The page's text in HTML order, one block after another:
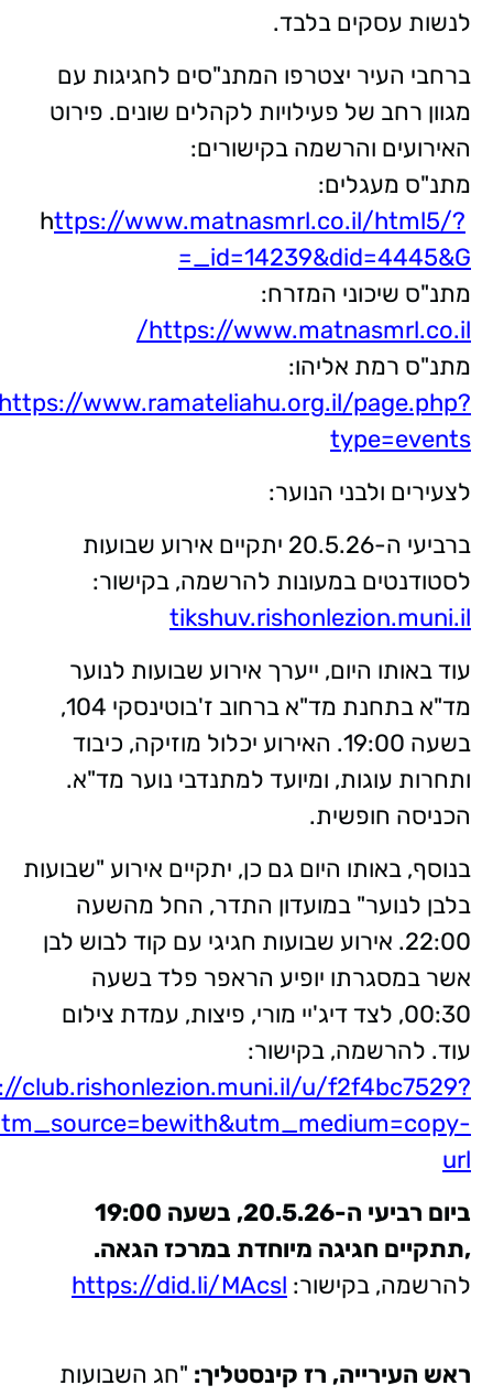
לנשות עסקים בלבד.
ברחבי העיר יצטרפו המתנ"סים לחגיגות עם
מגוון רחב של פעילויות לקהלים שונים. פירוט
האירועים והרשמה בקישורים:
מתנ"ס מעגלים:
ttps://www.matnasmrl.co.il/html5/?
_id=14239&did=4445&G=
מתנ"ס שיכוני המזרח:
https://www.matnasmrl.co.il/
מתנ"ס רמת אליהו:
www.ramateliahu.org.il/page.php?
type=events
לצעירים ולבני הנוער:
ברביעי ה-20.5.26 יתקיים אירוע שבועות
לסטודנטים במעונות להרשמה, בקישור:
tikshuv.rishonlezion.muni.il
עוד באותו היום, ייערך אירוע שבועות לנוער
מד"א בתחנת מד"א ברחוב ז'בוטינסקי 104,
בשעה 19:00. האירוע יכלול מוזיקה, כיבוד
ותחרות עוגות, ומיועד למתנדבי נוער מד"א.
הכניסה חופשית.
בנוסף, באותו היום גם כן, יתקיים אירוע "שבועות
בלבן לנוער" במועדון התדר, החל מהשעה
22:00. אירוע שבועות חגיגי עם קוד לבוש לבן
אשר במסגרתו יופיע הראפר פלד בשעה
00:30, לצד דיג'יי מורי, פיצות, עמדת צילום
עוד. להרשמה, בקישור:
club.rishonlezion.muni.il/u/f2f4bc7529?
url
ביום רביעי ה-20.5.26, בשעה 19:00
,תתקיים חגיגה מיוחדת במרכז הגאה.
להרשמה, בקישור: https://did.li/MAcsl
ראש העירייה, רז קינסטליך: "חג השבועות